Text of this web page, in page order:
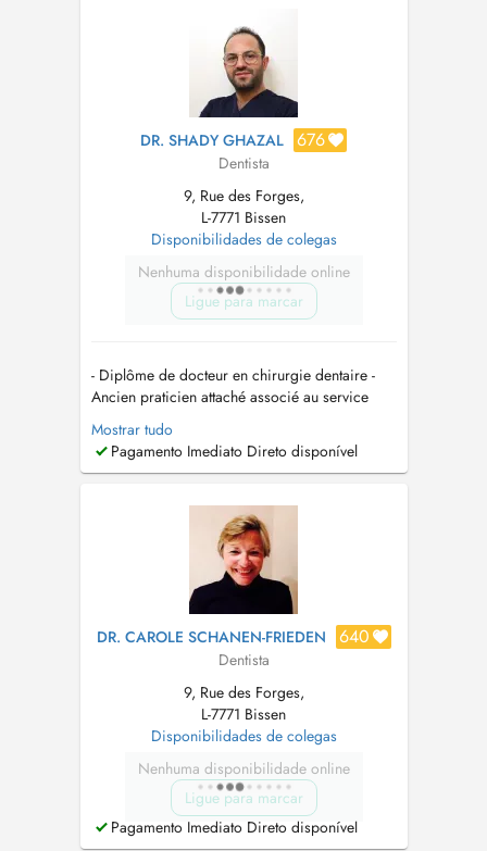
DR. SHADY GHAZAL 676
Dentista
9, Rue des Forges,
L-7771 Bissen
Disponibilidades de colegas
Nenhuma disponibilidade online
Ligue para marcar
- Diplôme de docteur en chirurgie dentaire -
Ancien praticien attaché associé au service
dodontologie au APHP Pitié salpêtrière paris -
Ancien praticien attaché associé au service de
chirurgie maxillo faciale et stomatologie -
praticien attaché associé au...
Mostrar tudo
Pagamento Imediato Direto disponível
DR. CAROLE SCHANEN-FRIEDEN 640
Dentista
9, Rue des Forges,
L-7771 Bissen
Disponibilidades de colegas
Nenhuma disponibilidade online
Ligue para marcar
Pagamento Imediato Direto disponível